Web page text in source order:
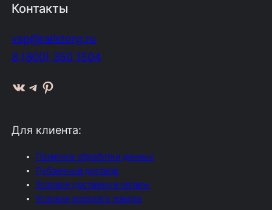
Контакты
vsp@railstorg.ru
8 (800) 350 1504
ВКонтакте Telegram Pinterest
Для клиента:
Политика обработки данных
Публичный договор
Условия доставки и оплаты
Условия возврата товара